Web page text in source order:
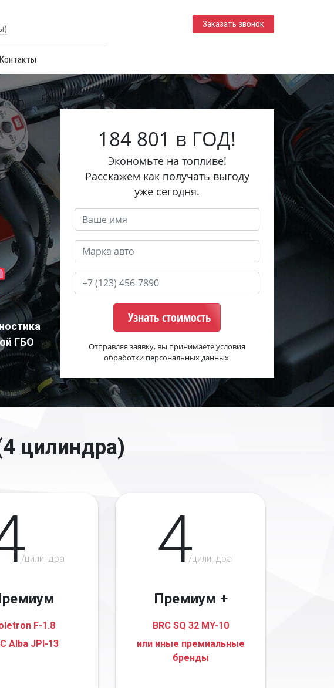
Контакты
Заказать звонок
ГБО
184 801 в ГОД!
Экономьте на топливе!
Расскажем как получать выгоду
уже сегодня.
Узнать стоимость
Отправляя заявку, вы принимаете условия
обработки персональных данных.
цилиндра)
/цилиндра
F-1.8
Alba JPI-13
4/цилиндра
Премиум +
BRC SQ 32 MY-10
или иные премиальные
бренды